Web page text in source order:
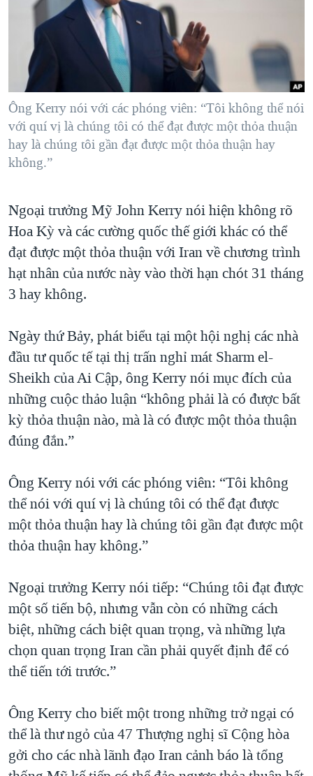
NGƯỜI VIỆT HẢI NGOẠI
KINH TẾ
KHOA HỌC
SỨC KHOẺ
VĂN HOÁ
THỂ THAO
TẠI
HÀNH TRÌNH BẦU CỬ 2024
MỘT NĂM CHIẾN TRANH TẠI DẢI GAZA
GIẢI MÃ VÀNH ĐAI & CON ĐƯỜNG
NGÀY TỊ NẠN THẾ GIỚI
TRỊNH VĨNH BÌNH - NGƯỜI HẠ 'BÊN THẮNG CUỘC'
GROUND ZERO – XƯA VÀ NAY
CÁC GIÁ TRỊ CỘNG HÒA Ở VIỆT NAM
THƯỢNG ĐỈNH TRUMP-KIM TẠI VIỆT NAM
TRỊNH VĨNH BÌNH VS. CHÍNH PHỦ VIỆT NAM
NGƯ DÂN VIỆT VÀ LÀN SÓNG TRỘM HẢI SÂM
BÊN KIA QUỐC LỘ: TIẾNG VỌNG TỪ NÔNG THÔN MỸ
QUAN HỆ VIỆT MỸ
VIDEO
NGHE
MẠNG XÃ HỘI
Ngôn ngữ khác
Ông Kerry nói với các phóng viên: “Tôi không thể nói
với quí vị là chúng tôi có thể đạt được một thỏa thuận
hay là chúng tôi gần đạt được một thỏa thuận hay
không.”
Ngoại trưởng Mỹ John Kerry nói hiện không rõ
Hoa Kỳ và các cường quốc thế giới khác có thể
đạt được một thỏa thuận với Iran về chương trình
hạt nhân của nước này vào thời hạn chót 31 tháng
3 hay không.
Ngày thứ Bảy, phát biểu tại một hội nghị các nhà
đầu tư quốc tế tại thị trấn nghỉ mát Sharm el-
Sheikh của Ai Cập, ông Kerry nói mục đích của
những cuộc thảo luận “không phải là có được bất
kỳ thỏa thuận nào, mà là có được một thỏa thuận
đúng đắn.”
Ông Kerry nói với các phóng viên: “Tôi không
thể nói với quí vị là chúng tôi có thể đạt được
một thỏa thuận hay là chúng tôi gần đạt được một
thỏa thuận hay không.”
Ngoại trưởng Kerry nói tiếp: “Chúng tôi đạt được
một số tiến bộ, nhưng vẫn còn có những cách
biệt, những cách biệt quan trọng, và những lựa
chọn quan trọng Iran cần phải quyết định để có
thể tiến tới trước.”
Ông Kerry cho biết một trong những trở ngại có
thể là thư ngỏ của 47 Thượng nghị sĩ Cộng hòa
gởi cho các nhà lãnh đạo Iran cảnh báo là tổng